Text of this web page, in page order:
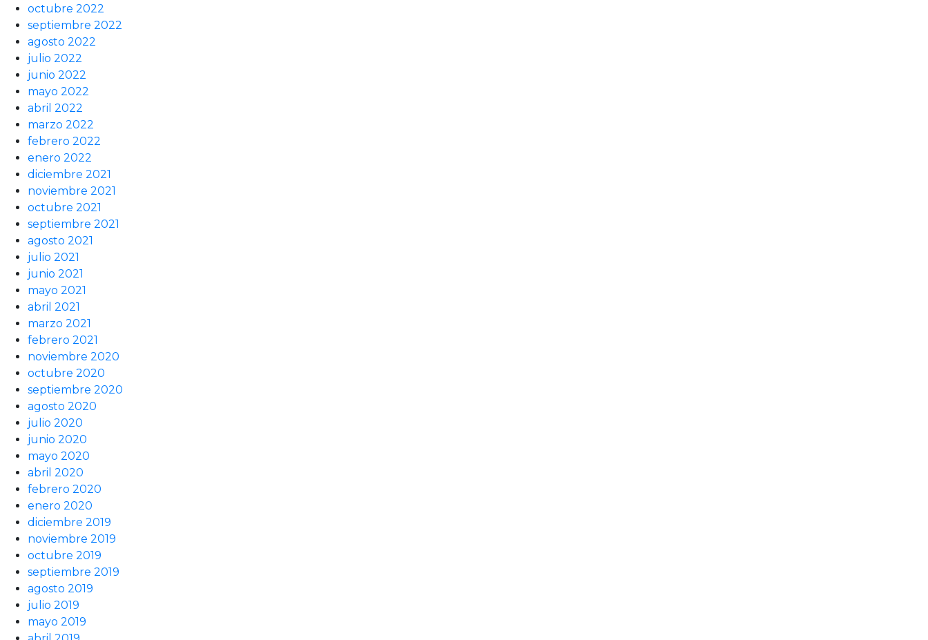
octubre 2022
septiembre 2022
agosto 2022
julio 2022
junio 2022
mayo 2022
abril 2022
marzo 2022
febrero 2022
enero 2022
diciembre 2021
noviembre 2021
octubre 2021
septiembre 2021
agosto 2021
julio 2021
junio 2021
mayo 2021
abril 2021
marzo 2021
febrero 2021
noviembre 2020
octubre 2020
septiembre 2020
agosto 2020
julio 2020
junio 2020
mayo 2020
abril 2020
febrero 2020
enero 2020
diciembre 2019
noviembre 2019
octubre 2019
septiembre 2019
agosto 2019
julio 2019
mayo 2019